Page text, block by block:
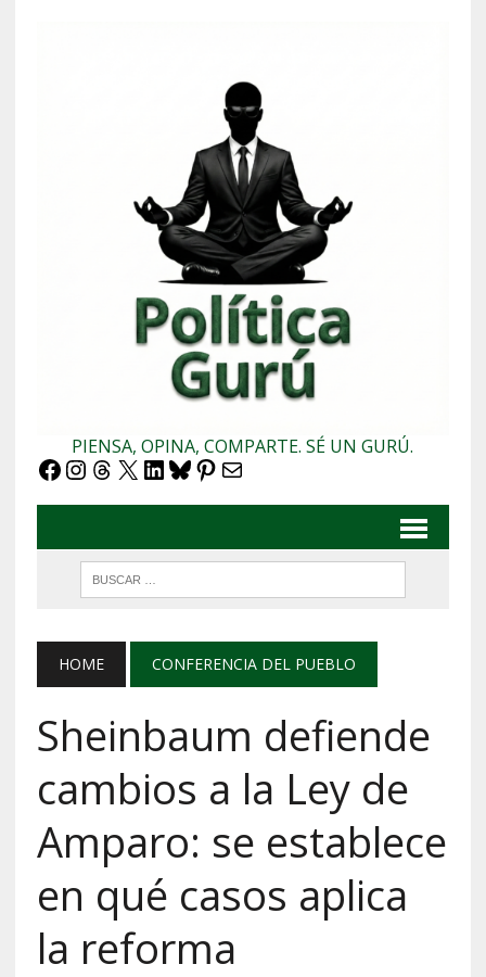
PIENSA, OPINA, COMPARTE. SÉ UN GURÚ.
Facebook
Instagram
Threads
X LinkedIn
Bluesky
Pinterest
Correo electrónico
HOME CONFERENCIA DEL PUEBLO
Sheinbaum defiende
cambios a la Ley de
Amparo: se establece
en qué casos aplica
la reforma